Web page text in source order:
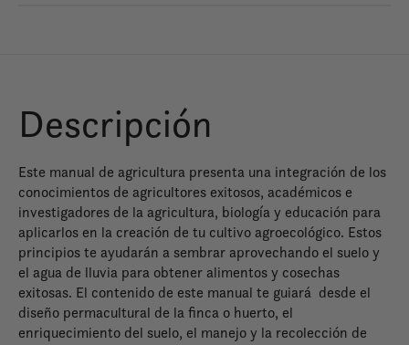
Descripción
Este manual de agricultura presenta una integración de los
conocimientos de agricultores exitosos, académicos e
investigadores de la agricultura, biología y educación para
aplicarlos en la creación de tu cultivo agroecológico. Estos
principios te ayudarán a sembrar aprovechando el suelo y
el agua de lluvia para obtener alimentos y cosechas
exitosas. El contenido de este manual te guiará desde el
diseño permacultural de la finca o huerto, el
enriquecimiento del suelo, el manejo y la recolección de